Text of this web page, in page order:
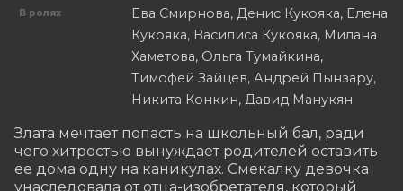
В ролях
Ева Смирнова, Денис Кукояка, Елена
Кукояка, Василиса Кукояка, Милана
Хаметова, Ольга Тумайкина,
Тимофей Зайцев, Андрей Пынзару,
Никита Конкин, Давид Манукян
Злата мечтает попасть на школьный бал, ради
чего хитростью вынуждает родителей оставить
ее дома одну на каникулах. Смекалку девочка
унаследовала от отца-изобретателя, который